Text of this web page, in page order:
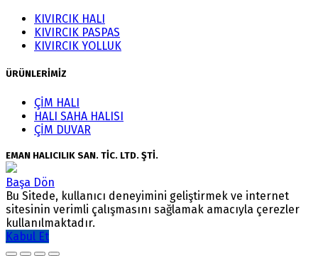
KIVIRCIK HALI
KIVIRCIK PASPAS
KIVIRCIK YOLLUK
ÜRÜNLERİMİZ
ÇİM HALI
HALI SAHA HALISI
ÇİM DUVAR
EMAN HALICILIK SAN. TİC. LTD. ŞTİ.
Başa Dön
Bu Sitede, kullanıcı deneyimini geliştirmek ve internet
sitesinin verimli çalışmasını sağlamak amacıyla çerezler
kullanılmaktadır.
Kabul Et